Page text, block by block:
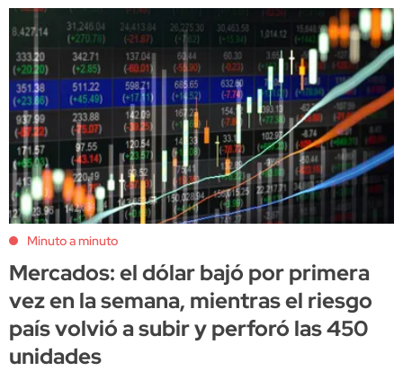
Minuto a minuto
Mercados: el dólar bajó por primera
vez en la semana, mientras el riesgo
país volvió a subir y perforó las 450
unidades